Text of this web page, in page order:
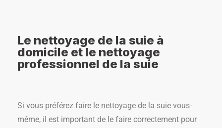
Le nettoyage de la suie à
domicile et le nettoyage
professionnel de la suie
Si vous préférez faire le nettoyage de la suie vous-
même, il est important de le faire correctement pour